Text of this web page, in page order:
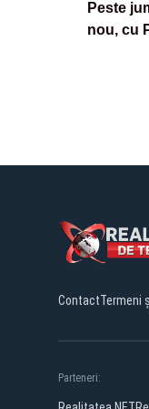
Peste
nou, cu
ContactTermeni
Parteneri: